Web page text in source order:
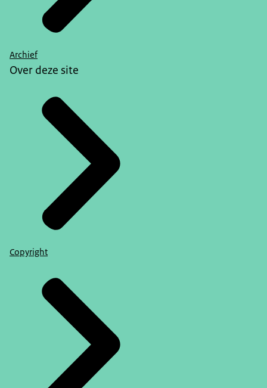
Archief
Over deze site
Copyright